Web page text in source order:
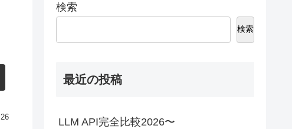
検索
検索
最近の投稿
LLM API完全比較2026〜